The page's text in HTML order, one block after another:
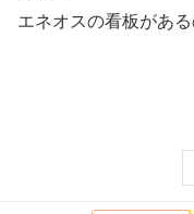
エネオスの看板があ